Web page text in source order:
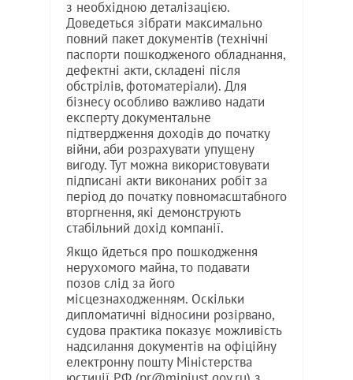
з необхідною деталізацією.
Доведеться зібрати максимально
повний пакет документів (технічні
паспорти пошкодженого обладнання,
дефектні акти, складені після
обстрілів, фотоматеріали). Для
бізнесу особливо важливо надати
експерту документальне
підтвердження доходів до початку
війни, аби розрахувати упущену
вигоду. Тут можна використовувати
підписані акти виконаних робіт за
період до початку повномасштабного
вторгнення, які демонструють
стабільний дохід компанії.
Якщо йдеться про пошкодження
нерухомого майна, то подавати
позов слід за його
місцезнаходженням. Оскільки
дипломатичні відносини розірвано,
судова практика показує можливість
надсилання документів на офіційну
електронну пошту Міністерства